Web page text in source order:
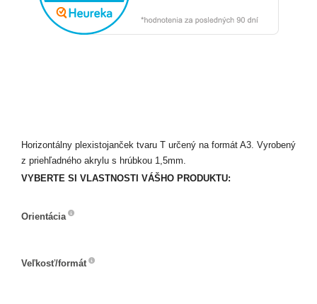
Horizontálny plexistojanček tvaru T určený na formát A3. Vyrobený
z priehľadného akrylu s hrúbkou 1,5mm.
VYBERTE SI VLASTNOSTI VÁŠHO PRODUKTU:
Orientácia
Veľkosť/formát